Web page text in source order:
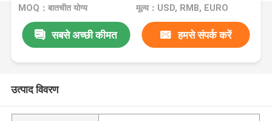
MOQ：बातचीत योग्य मूल्य：USD, RMB, EURO
सबसे अच्छी कीमत हमसे संपर्क करें
उत्पाद विवरण